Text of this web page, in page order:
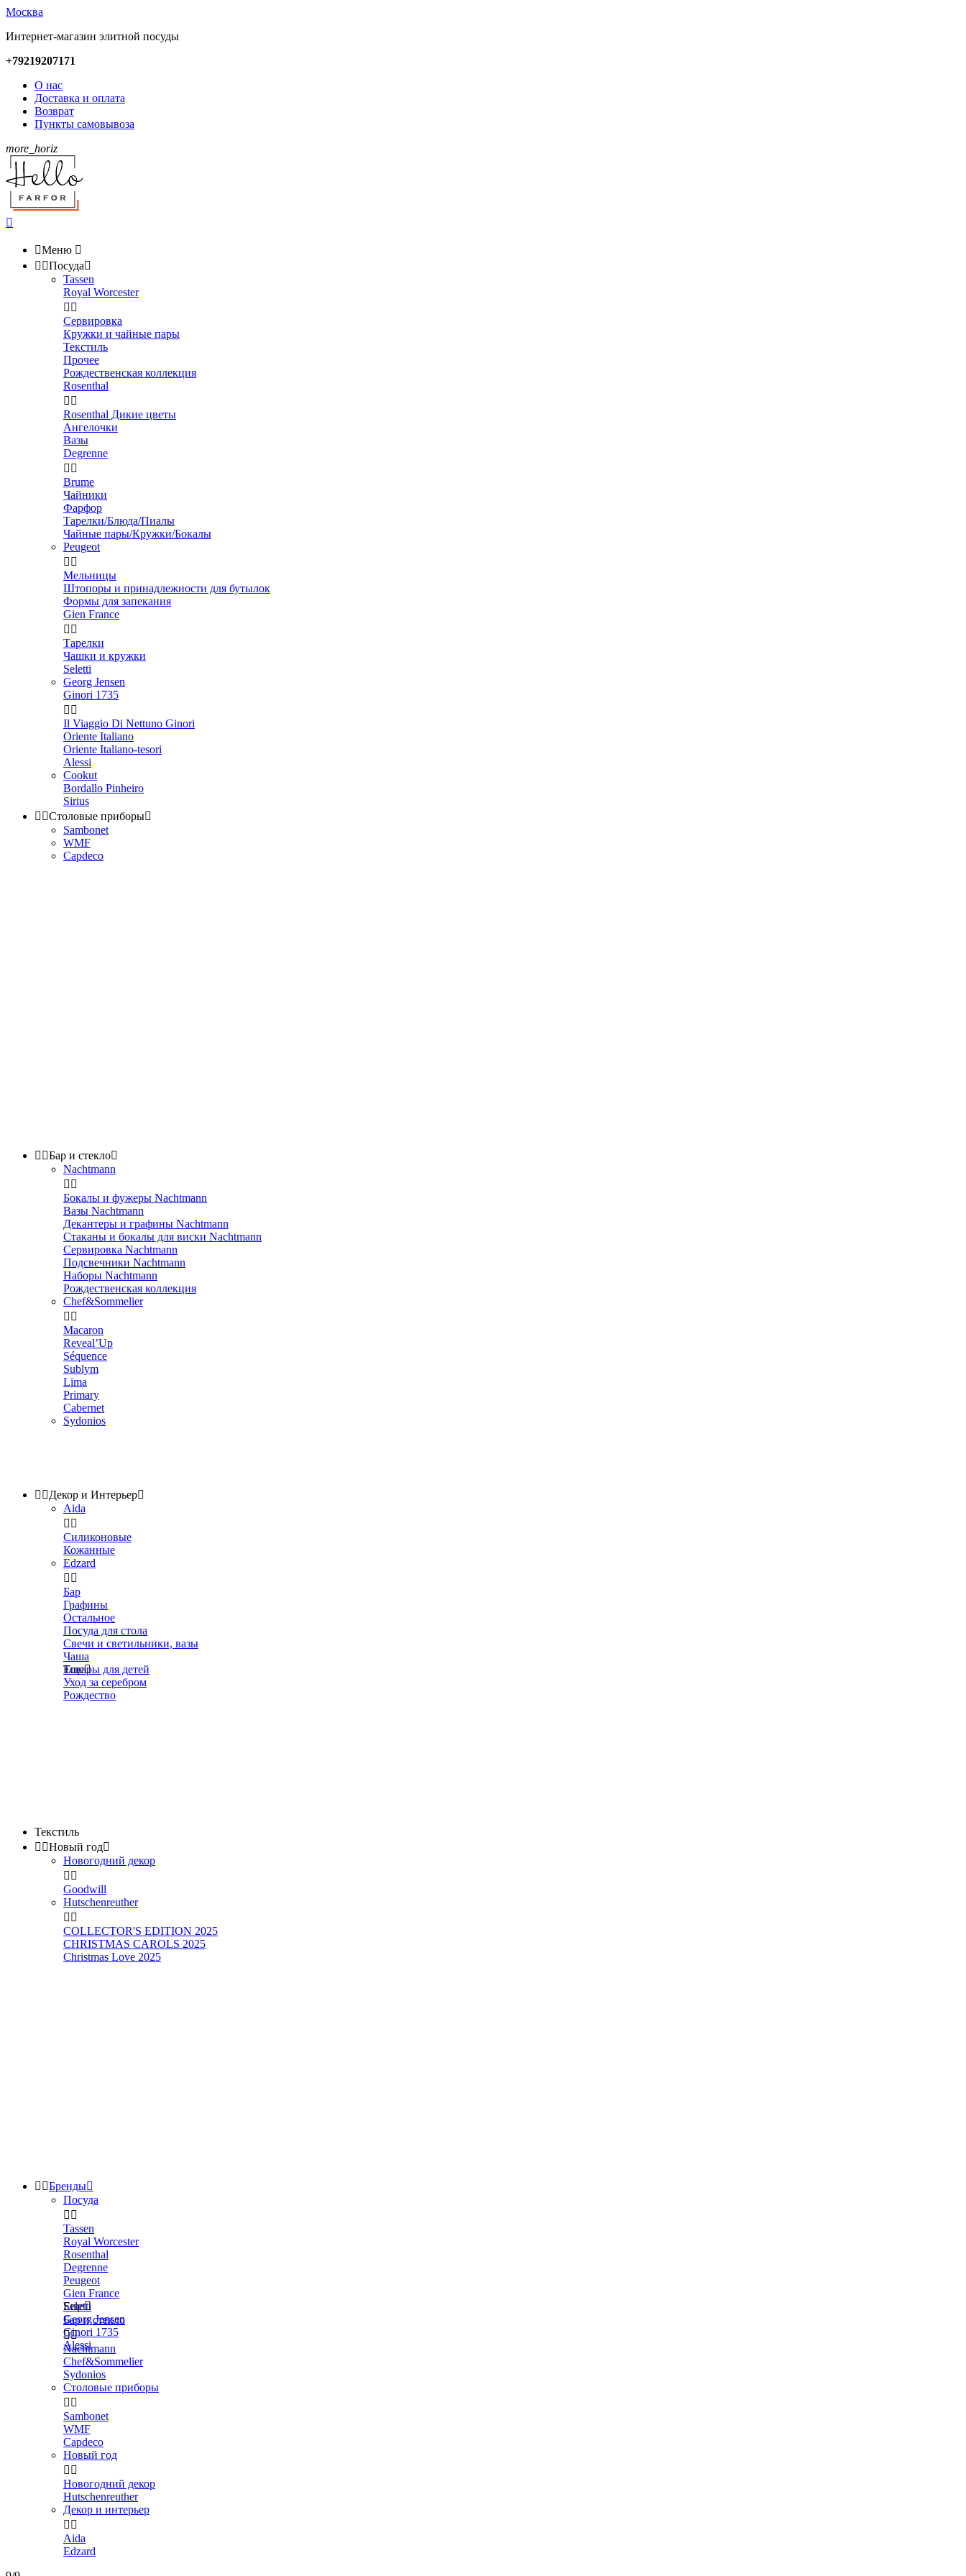
Москва
Интернет-магазин элитной посуды
+79219207171
О нас
Доставка и оплата
Возврат
Пункты самовывоза
more_horiz

Меню 
 Посуда
Tassen
Royal Worcester
 
Сервировка
Кружки и чайные пары
Текстиль
Прочее
Рождественская коллекция
Rosenthal
 
Rosenthal Дикие цветы
Ангелочки
Вазы
Degrenne
 
Brume
Чайники
Фарфор
Тарелки/Блюда/Пиалы
Чайные пары/Кружки/Бокалы
Peugeot
 
Мельницы
Штопоры и принадлежности для бутылок
Формы для запекания
Gien France
 
Тарелки
Чашки и кружки
Seletti
Georg Jensen
Ginori 1735
 
Il Viaggio Di Nettuno Ginori
Oriente Italiano
Oriente Italiano-tesori
Alessi
Cookut
Bordallo Pinheiro
Sirius
 Столовые приборы
Sambonet
WMF
Capdeco
 Бар и стекло
Nachtmann
 
Бокалы и фужеры Nachtmann
Вазы Nachtmann
Декантеры и графины Nachtmann
Стаканы и бокалы для виски Nachtmann
Сервировка Nachtmann
Подсвечники Nachtmann
Наборы Nachtmann
Рождественская коллекция
Chef&Sommelier
 
Macaron
Reveal’Up
Séquence
Sublym
Lima
Primary
Cabernet
Sydonios
 Декор и Интерьер
Aida
 
Силиконовые
Кожанные
Edzard
 
Бар
Графины
Остальное
Посуда для стола
Свечи и светильники, вазы
Чаша
Товары для детей
Уход за серебром
Рождество
Еще
Текстиль
 Новый год
Новогодний декор
 
Goodwill
Hutschenreuther
 
COLLECTOR'S EDITION 2025
CHRISTMAS CAROLS 2025
Christmas Love 2025
 Бренды
Посуда
 
Tassen
Royal Worcester
Rosenthal
Degrenne
Peugeot
Gien France
Seletti
Georg Jensen
Ginori 1735
Alessi
Еще
Бар и стекло

Nachtmann
Chef&Sommelier
Sydonios
Столовые приборы
 
Sambonet
WMF
Capdeco
Новый год
 
Новогодний декор
Hutschenreuther
Декор и интерьер
 
Aida
Edzard